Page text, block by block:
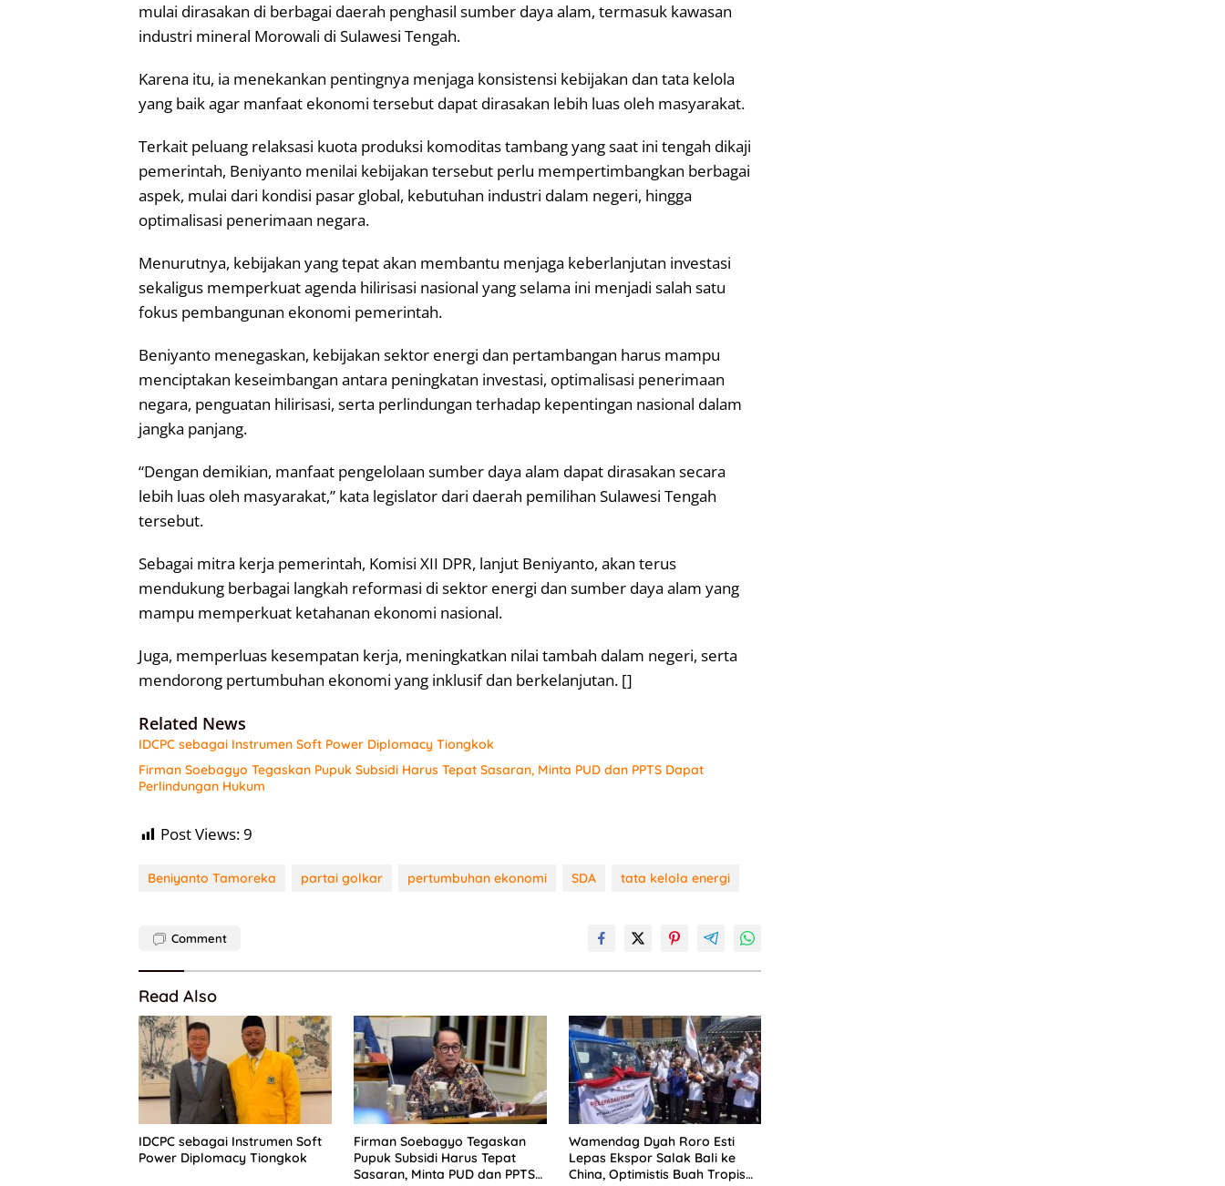
mulai dirasakan di berbagai daerah penghasil sumber daya alam, termasuk kawasan
industri mineral Morowali di Sulawesi Tengah.
Karena itu, ia menekankan pentingnya menjaga konsistensi kebijakan dan tata kelola
yang baik agar manfaat ekonomi tersebut dapat dirasakan lebih luas oleh masyarakat.
Terkait peluang relaksasi kuota produksi komoditas tambang yang saat ini tengah dikaji
pemerintah, Beniyanto menilai kebijakan tersebut perlu mempertimbangkan berbagai
aspek, mulai dari kondisi pasar global, kebutuhan industri dalam negeri, hingga
optimalisasi penerimaan negara.
Menurutnya, kebijakan yang tepat akan membantu menjaga keberlanjutan investasi
sekaligus memperkuat agenda hilirisasi nasional yang selama ini menjadi salah satu
fokus pembangunan ekonomi pemerintah.
Beniyanto menegaskan, kebijakan sektor energi dan pertambangan harus mampu
menciptakan keseimbangan antara peningkatan investasi, optimalisasi penerimaan
negara, penguatan hilirisasi, serta perlindungan terhadap kepentingan nasional dalam
jangka panjang.
“Dengan demikian, manfaat pengelolaan sumber daya alam dapat dirasakan secara
lebih luas oleh masyarakat,” kata legislator dari daerah pemilihan Sulawesi Tengah
tersebut.
Sebagai mitra kerja pemerintah, Komisi XII DPR, lanjut Beniyanto, akan terus
mendukung berbagai langkah reformasi di sektor energi dan sumber daya alam yang
mampu memperkuat ketahanan ekonomi nasional.
Juga, memperluas kesempatan kerja, meningkatkan nilai tambah dalam negeri, serta
mendorong pertumbuhan ekonomi yang inklusif dan berkelanjutan. []
Related News
IDCPC sebagai Instrumen Soft Power Diplomacy Tiongkok
Firman Soebagyo Tegaskan Pupuk Subsidi Harus Tepat Sasaran, Minta PUD dan PPTS Dapat
Perlindungan Hukum
Post Views:9
Beniyanto Tamoreka partai golkar pertumbuhan ekonomi SDA tata kelola energi
Comment
Read Also
IDCPC sebagai Instrumen Soft
Power Diplomacy Tiongkok
Firman Soebagyo Tegaskan
Pupuk Subsidi Harus Tepat
Sasaran, Minta PUD dan PPTS
Wamendag Dyah Roro Esti
Lepas Ekspor Salak Bali ke
China, Optimistis Buah Tropis